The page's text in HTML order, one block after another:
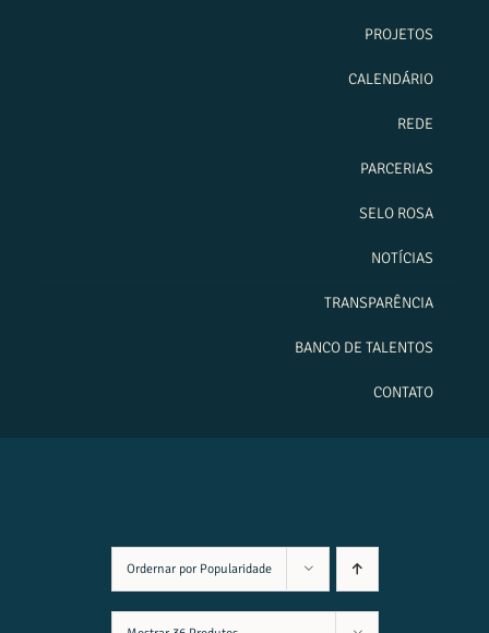
PROJETOS
CALENDÁRIO
REDE
PARCERIAS
SELO ROSA
NOTÍCIAS
TRANSPARÊNCIA
BANCO DE TALENTOS
CONTATO
Ordernar por Popularidade